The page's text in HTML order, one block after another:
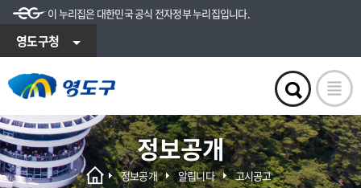
이 누리집은 대한민국 공식 전자정부 누리집입니다.
영도구청
정보공개
정보공개 알립니다 고시공고